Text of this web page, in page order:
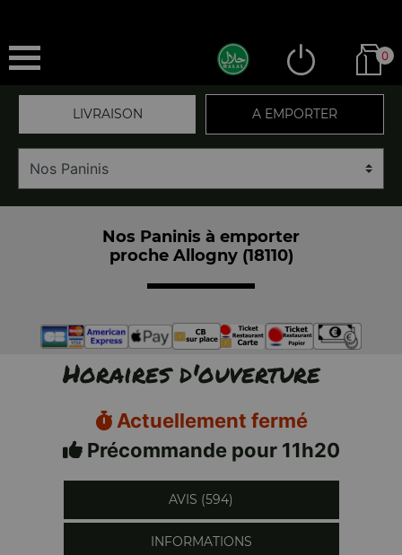
0
LIVRAISON A EMPORTER
Nos Paninis à emporter
proche Allogny (18110)
Horaires d'ouverture
Actuellement fermé
Précommande pour 11h20
AVIS (594)
INFORMATIONS